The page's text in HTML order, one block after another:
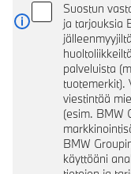
Suostun
ja tarjouksia
palveluista
tuotemerkit).
viestintää
(esim. BMW
BMW
käyttöäni
Lue lisää